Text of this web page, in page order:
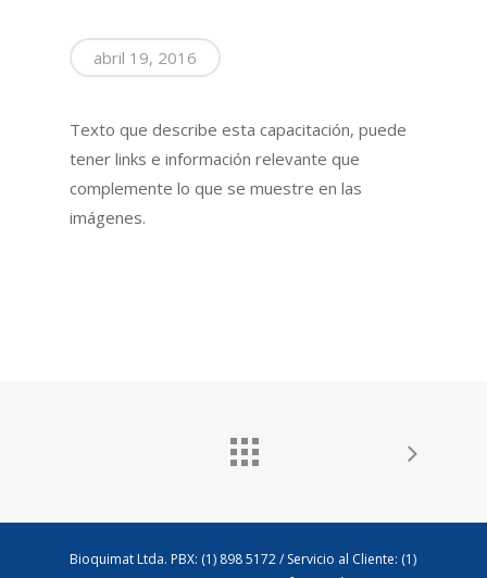
abril 19, 2016
Texto que describe esta capacitación, puede
tener links e información relevante que
complemente lo que se muestre en las
imágenes.
Bioquimat Ltda. PBX: (1) 898 5172 / Servicio al Cliente: (1)